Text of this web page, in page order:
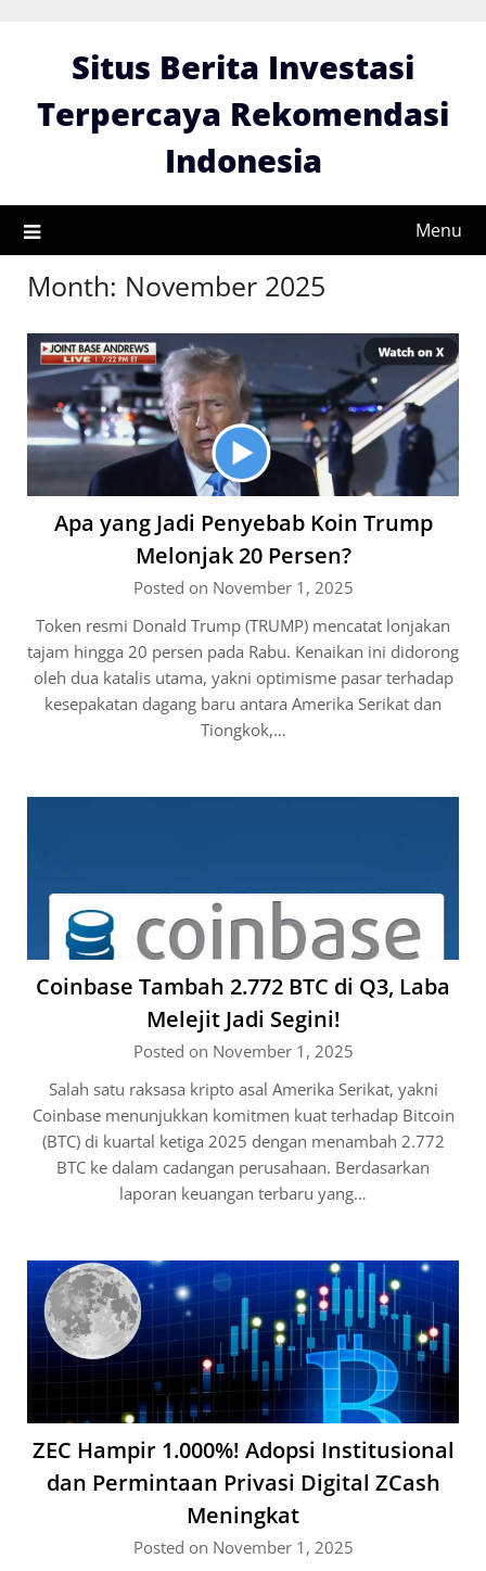
Situs Berita Investasi
Terpercaya Rekomendasi
Indonesia
Menu
Month: November 2025
Apa yang Jadi Penyebab Koin Trump
Melonjak 20 Persen?
Posted on November 1, 2025
Token resmi Donald Trump (TRUMP) mencatat lonjakan
tajam hingga 20 persen pada Rabu. Kenaikan ini didorong
oleh dua katalis utama, yakni optimisme pasar terhadap
kesepakatan dagang baru antara Amerika Serikat dan
Tiongkok,…
Coinbase Tambah 2.772 BTC di Q3, Laba
Melejit Jadi Segini!
Posted on November 1, 2025
Salah satu raksasa kripto asal Amerika Serikat, yakni
Coinbase menunjukkan komitmen kuat terhadap Bitcoin
(BTC) di kuartal ketiga 2025 dengan menambah 2.772
BTC ke dalam cadangan perusahaan. Berdasarkan
laporan keuangan terbaru yang…
ZEC Hampir 1.000%! Adopsi Institusional
dan Permintaan Privasi Digital ZCash
Meningkat
Posted on November 1, 2025